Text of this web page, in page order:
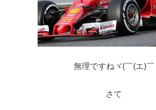
無理ですねヾ(￣(エ)￣
さて